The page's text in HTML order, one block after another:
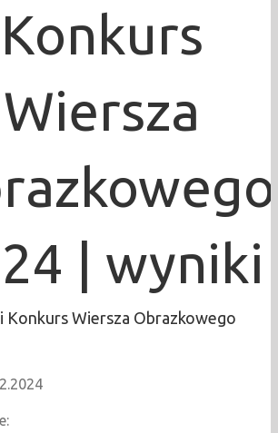
Konkurs
Wiersza
| wyniki
Konkurs Wiersza Obrazkowego